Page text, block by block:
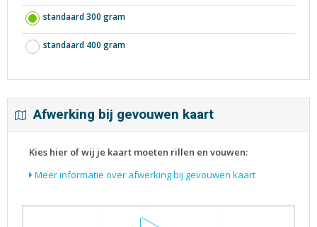
standaard 300 gram
standaard 400 gram
Afwerking bij gevouwen kaart
Kies hier of wij je kaart moeten rillen en vouwen:
Meer informatie over afwerking bij gevouwen kaart